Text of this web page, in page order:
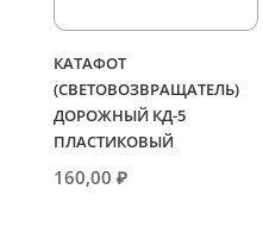
КАТАФОТ
(СВЕТОВОЗВРАЩАТЕЛЬ)
ДОРОЖНЫЙ КД-5
ПЛАСТИКОВЫЙ
160,00 ₽